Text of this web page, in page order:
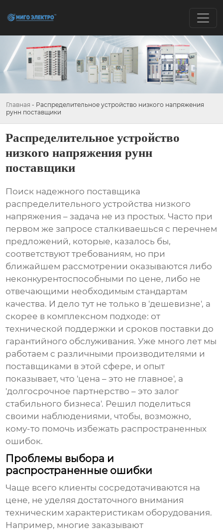
Главная - Распределительное устройство низкого напряжения
рунн поставщики
Распределительное устройство
низкого напряжения рунн
поставщики
Поиск надежного поставщика
распределительного устройства низкого
напряжения – задача не из простых. Часто при
первом же запросе сталкиваешься с перечнем
предложений, которые, казалось бы,
соответствуют требованиям, но при
ближайшем рассмотрении оказываются либо
неконкурентоспособными по цене, либо не
отвечающими необходимым стандартам
качества. И дело тут не только в 'дешевизне', а
скорее в комплексном подходе: от
технической поддержки и сроков поставки до
гарантийного обслуживания. Уже много лет мы
работаем с различными производителями и
поставщиками в этой сфере, и опыт
показывает, что 'цена – это не главное', а
'долгосрочное партнерство – это залог
стабильного бизнеса'. Решил поделиться
своими наблюдениями, чтобы, возможно,
кому-то помочь избежать распространенных
ошибок.
Проблемы выбора и
распространенные ошибки
Чаще всего клиенты сосредотачиваются на
цене, не уделяя достаточного внимания
техническим характеристикам оборудования.
Например, многие заказывают